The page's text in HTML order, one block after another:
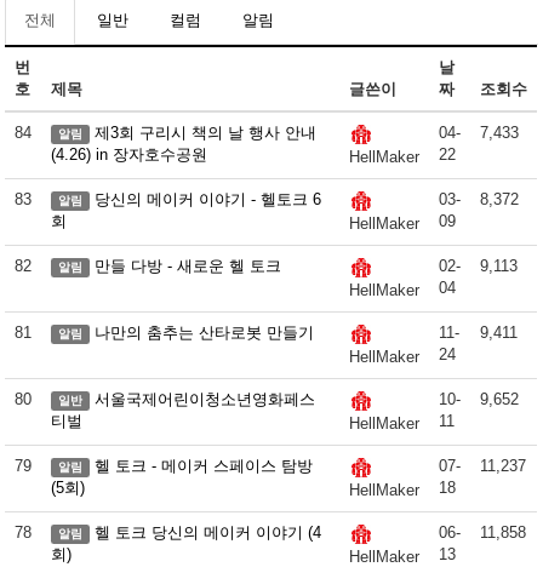
전체 일반 컬럼 알림
번
호
제목 글쓴이
날
짜
조회수
84 알림
제3회 구리시 책의 날 행사 안내
(4.26) in 장자호수공원
HellMaker
04-
22
7,433
83 알림
당신의 메이커 이야기 - 헬토크 6
회
HellMaker
03-
09
8,372
82 알림
만들 다방 - 새로운 헬 토크
HellMaker
02-
04
9,113
81 알림
나만의 춤추는 산타로봇 만들기
HellMaker
11-
24
9,411
80 일반
서울국제어린이청소년영화페스
티벌
HellMaker
10-
11
9,652
79 알림
헬 토크 - 메이커 스페이스 탐방
(5회)
HellMaker
07-
18
11,237
78 알림
헬 토크 당신의 메이커 이야기 (4
회)
HellMaker
06-
13
11,858